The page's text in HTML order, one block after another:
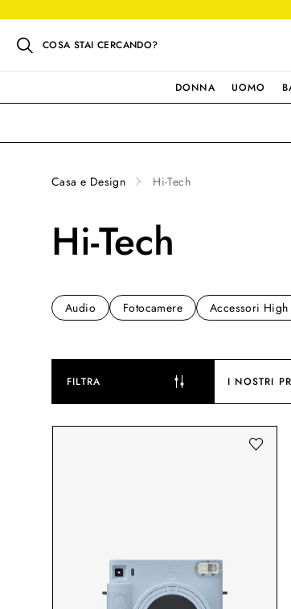
COSA STAI CERCANDO?
DONNA UOMO
Casa e Design Hi-Tech
Hi-Tech
Audio Fotocamere Accessori High
FILTRA I NOSTRI